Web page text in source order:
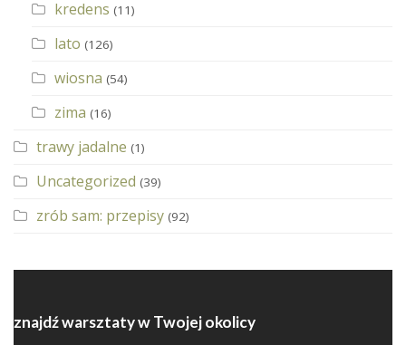
kredens (11)
lato (126)
wiosna (54)
zima (16)
trawy jadalne (1)
Uncategorized (39)
zrób sam: przepisy (92)
znajdź warsztaty w Twojej okolicy